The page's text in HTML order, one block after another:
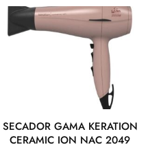
SECADOR GAMA KERATION
CERAMIC ION NAC 2049